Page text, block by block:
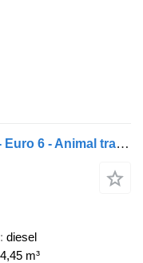
Mercedes-Benz Antos 2532 - 6x2 - Euro 6 - Animal transport
diesel
m³